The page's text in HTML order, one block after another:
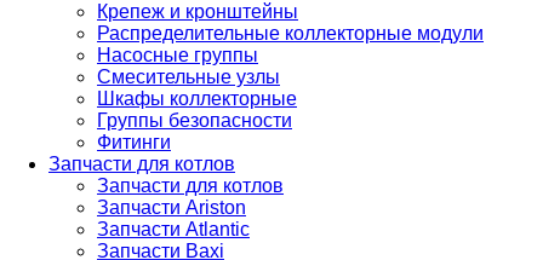
Крепеж и кронштейны
Распределительные коллекторные модули
Насосные группы
Смесительные узлы
Шкафы коллекторные
Группы безопасности
Фитинги
Запчасти для котлов
Запчасти для котлов
Запчасти Ariston
Запчасти Atlantic
Запчасти Baxi